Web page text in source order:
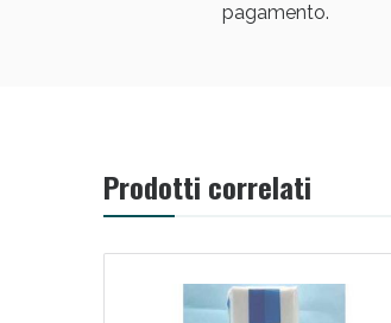
pagamento.
Prodotti correlati